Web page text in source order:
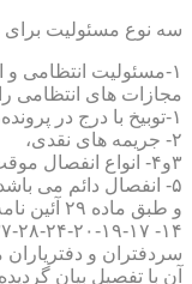
سه نوع مسئولیت برای
مجازات های انتظامی را برمی
۱-توبیخ با درج در پرونده،
۲- جریمه های نقدی،
۳و۴- انواع انفصال موقت
۵- انفصال دائم می باشد
آن با تفصیل بیان